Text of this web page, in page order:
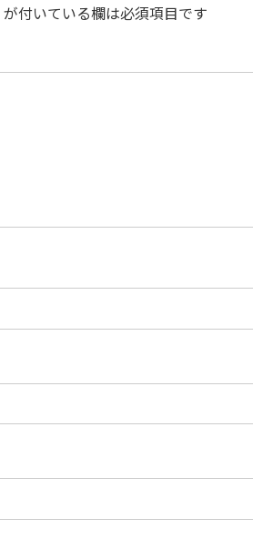
が付いている欄は必須項目です